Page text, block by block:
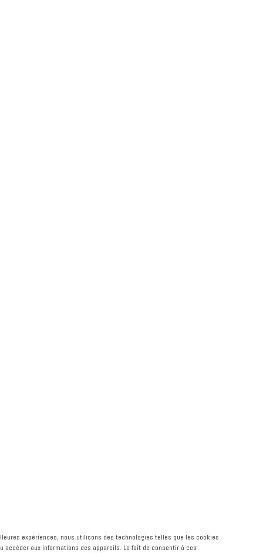
expériences, nous utilisons des technologies telles que les cookies
accéder aux informations des appareils. Le fait de consentir à ces
fournies à titre indicatif, et sont non contractuelles.
ne saurait supporter aucune demande de
à la suite de la consultation des informations
des informations lorsque vous vous inscrivez sur
achat, participez à un concours, et / ou lorsque
votre nom, votre adresse e-mail, numéro de
recevons et enregistrons automatiquement des
votre adresse IP, vos logiciels et votre matériel,
informations
que nous recueillons auprès de vous peuvent
votre expérience et répondre à vos besoins individuels
publicitaire personnalisé
site Web
client et vos besoins de prise en charge
par e-mail
concours, une promotion, ou un enquête
du commerce en ligne
les seuls propriétaires des informations recueillies sur
échangées, transférées, ou données à une autre
en dehors de ce qui est nécessaire pour répondre
pour expédier une commande.
des tiers
n’échangeons et ne transférons pas vos
les tierces parties de confiance qui nous aident à
ces parties conviennent de garder ces informations
est nécessaire de partager des informations afin
des activités illégales, fraudes présumées,
de
violations de nos conditions d’utilisation, ou quand la
non-privées, cependant, peuvent être fournies à